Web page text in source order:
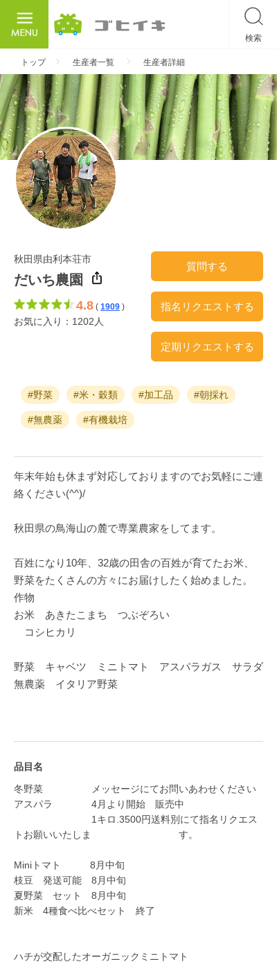
検索
トップ 生産者一覧 生産者詳細
秋田県由利本荘市
だいち農園
4.8 ( 1909 )
お気に入り：1202人
質問する
指名リクエストする
定期リクエストする
#野菜 #米・穀類 #加工品 #朝採れ
#無農薬 #有機栽培
年末年始も休まず対応しておりますのでお気軽にご連
絡ください(^^)/
秋田県の鳥海山の麓で専業農家をしてます。
百姓になり10年、32歳の田舎の百姓が育てたお米、
野菜をたくさんの方々にお届けしたく始めました。
作物
お米 あきたこまち つぶぞろい
コシヒカリ
野菜 キャベツ ミニトマト アスパラガス サラダ
無農薬 イタリア野菜
品目名
冬野菜 メッセージにてお問いあわせください
アスパラ 4月より開始 販売中
1キロ.3500円送料別にて指名リクエス
トお願いいたしま す。
Miniトマト 8月中旬
枝豆 発送可能 8月中旬
夏野菜 セット 8月中旬
新米 4種食べ比べセット 終了
ハチが交配したオーガニックミニトマト